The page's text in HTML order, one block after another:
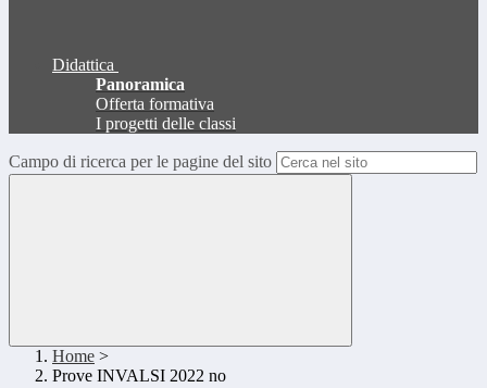
Didattica
Panoramica
Offerta formativa
I progetti delle classi
Campo di ricerca per le pagine del sito
Home >
Prove INVALSI 2022 no